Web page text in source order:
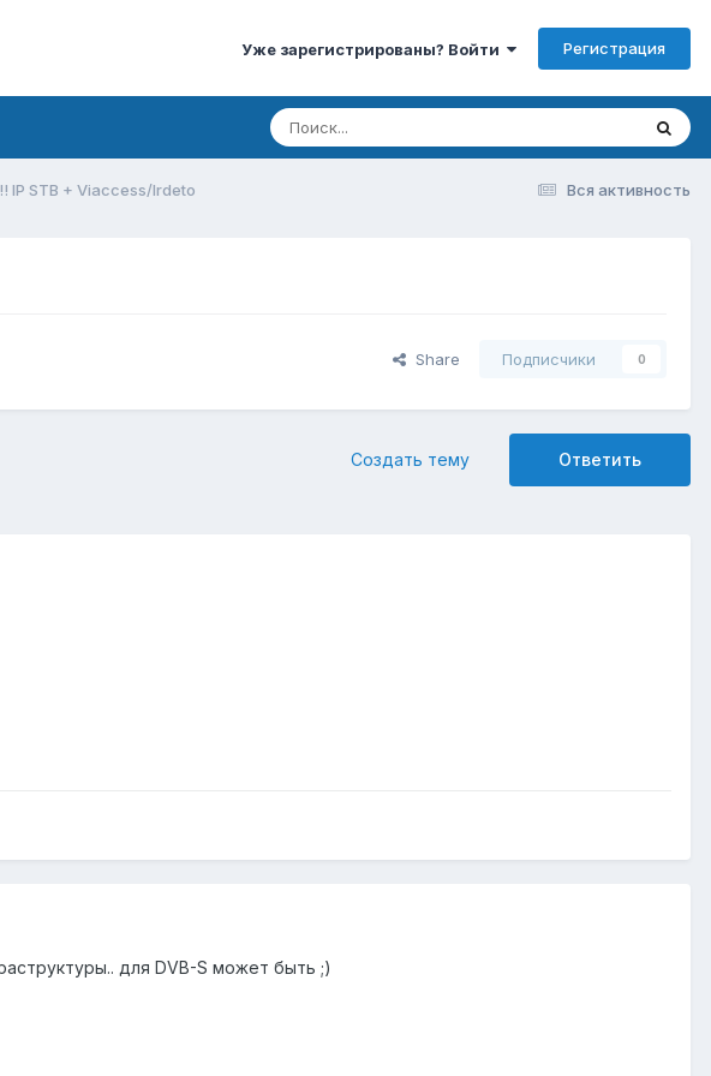
Уже зарегистрированы? Войти Регистрация
Вся активность
IP STB + Viaccess/Irdeto
Share Подписчики 0
Ответить
Создать тему
для DVB-S может быть ;)